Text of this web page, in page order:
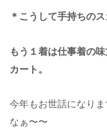
＊こうして手持ちの
もう１着は仕事着の
カート。
今年もお世話になり
なぁ〜〜